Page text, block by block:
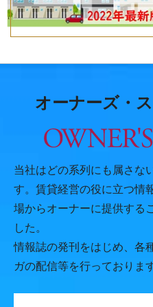
オーナーズ・
当社はどの系列にも属さな
す。賃貸経営の役に立つ情
場からオーナーに提供する
した。
情報誌の発刊をはじめ、各
ガの配信等を行っておりま